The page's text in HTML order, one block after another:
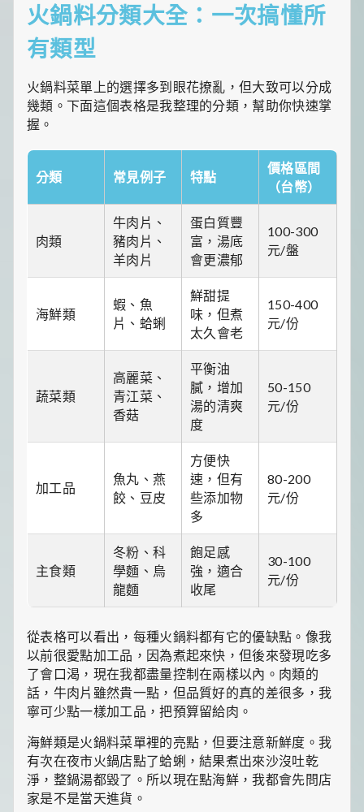
識。
每
天
發
現
一
點
生
小
幸，
讓
閃
光！
火鍋料分類大全：一次搞懂所
有類型
火鍋料菜單上的選擇多到眼花撩亂，但大致可以分成
幾類。下面這個表格是我整理的分類，幫助你快速掌
握。
分類 常見例子 特點
價格區間
（台幣）
肉類
牛肉片、
豬肉片、
羊肉片
蛋白質豐
富，湯底
會更濃郁
100-300
元/盤
海鮮類
蝦、魚
片、蛤蜊
鮮甜提
味，但煮
太久會老
150-400
元/份
蔬菜類
高麗菜、
青江菜、
香菇
平衡油
膩，增加
湯的清爽
度
50-150
元/份
加工品
魚丸、燕
餃、豆皮
方便快
速，但有
些添加物
多
80-200
元/份
主食類
冬粉、科
學麵、烏
龍麵
飽足感
強，適合
收尾
30-100
元/份
從表格可以看出，每種火鍋料都有它的優缺點。像我
以前很愛點加工品，因為煮起來快，但後來發現吃多
了會口渴，現在我都盡量控制在兩樣以內。肉類的
話，牛肉片雖然貴一點，但品質好的真的差很多，我
寧可少點一樣加工品，把預算留給肉。
海鮮類是火鍋料菜單裡的亮點，但要注意新鮮度。我
有次在夜市火鍋店點了蛤蜊，結果煮出來沙沒吐乾
淨，整鍋湯都毀了。所以現在點海鮮，我都會先問店
家是不是當天進貨。